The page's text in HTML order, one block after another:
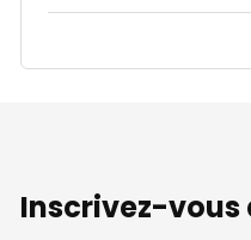
Inscrivez-vous